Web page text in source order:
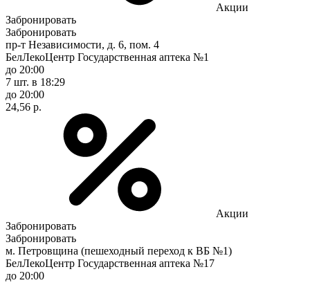
Акции
Забронировать
Забронировать
пр-т Независимости, д. 6, пом. 4
БелЛекоЦентр Государственная аптека №1
до 20:00
7 шт. в 18:29
до 20:00
24,56 р.
Акции
Забронировать
Забронировать
м. Петровщина (пешеходный переход к ВБ №1)
БелЛекоЦентр Государственная аптека №17
до 20:00